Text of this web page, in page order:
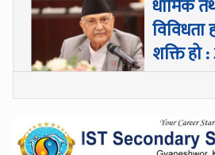
धार्मिक
विविधता
शक्ति हो